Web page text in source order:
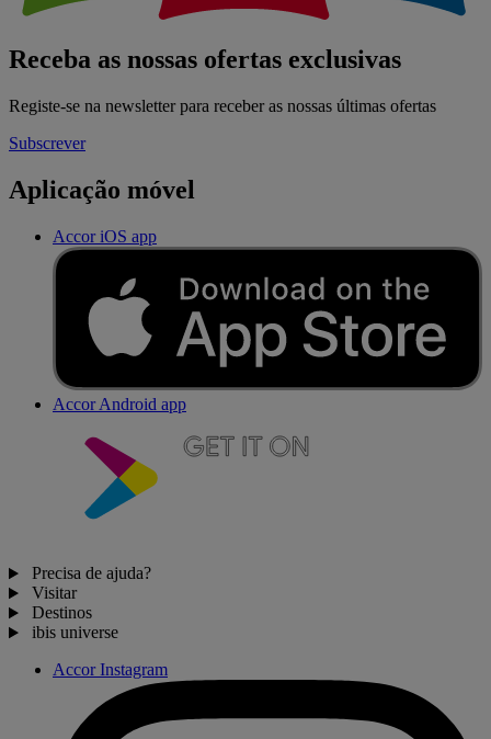
Receba as nossas ofertas exclusivas
Registe-se na newsletter para receber as nossas últimas ofertas
Subscrever
Aplicação móvel
Accor iOS app
Accor Android app
Precisa de ajuda?
Visitar
Destinos
ibis universe
Accor Instagram